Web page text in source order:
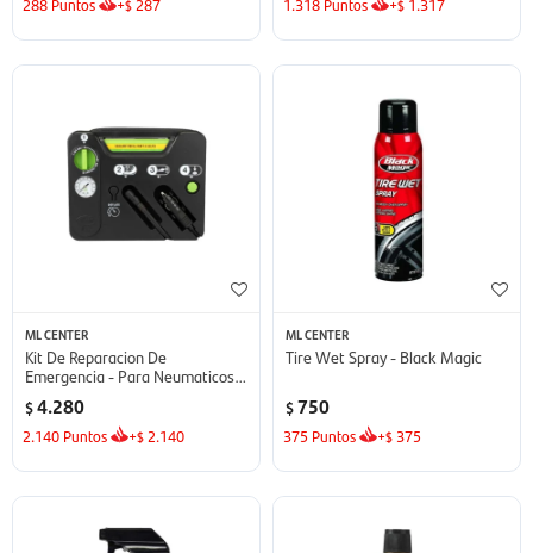
ML CENTER
Kit De Reparacion De
Emergencia - Para Neumaticos
$4.280
2.140 Puntos +$ 2.140
ML CENTER
Tire Wet Spray - Black Magic
$750
375 Puntos +$ 375